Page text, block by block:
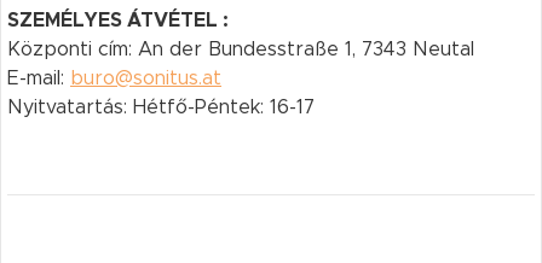
SZEMÉLYES ÁTVÉTEL :
Központi cím: An der Bundesstraße 1, 7343 Neutal
E-mail: buro@sonitus.at
Nyitvatartás: Hétfő-Péntek: 16-17